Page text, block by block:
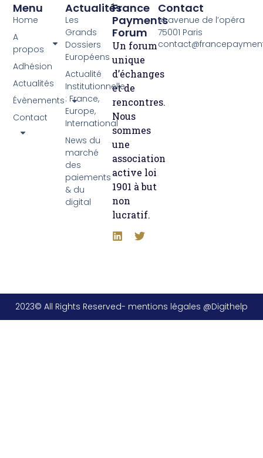
France
Payments
Forum
Un forum
unique
d’échanges
et de
rencontres.
Nous
sommes
une
association
active loi
1901 à but
non
lucratif.
Actualités
Les
Grands
Dossiers
Européens
Actualité
Institutionnelle
: France,
Europe,
International
News du
marché
des
paiements
& du
digital
Menu
Home
A
propos
Adhésion
Actualités
Évènements
Contact
Contact
14 avenue de l’opéra
75001 Paris
2023© All Rights Reserved- mentions légales @Digithelp